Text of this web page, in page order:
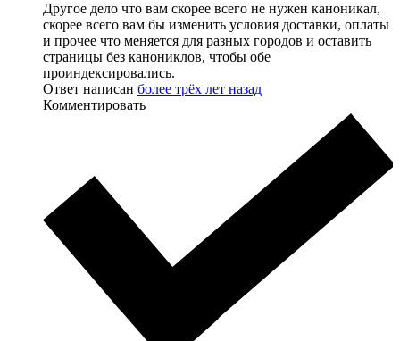
Другое дело что вам скорее всего не нужен каноникал,
скорее всего вам бы изменить условия доставки, оплаты
и прочее что меняется для разных городов и оставить
страницы без канониклов, чтобы обе
проиндексировались.
Ответ написан более трёх лет назад
Комментировать